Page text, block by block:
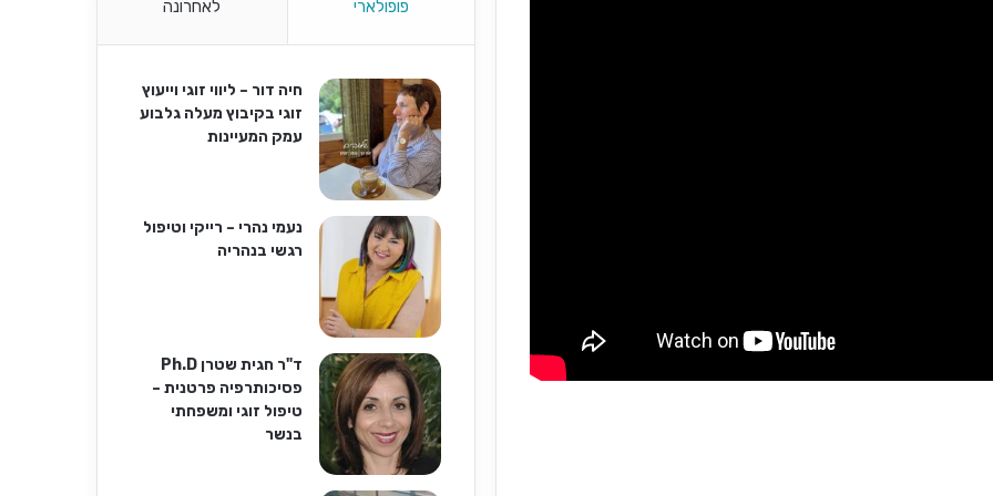
פופולארי לאחרונה
חיה דור – ליווי זוגי וייעוץ
זוגי בקיבוץ מעלה גלבוע
עמק המעיינות
נעמי נהרי – רייקי וטיפול
רגשי בנהריה
ד"ר חגית שטרן Ph.D
פסיכותרפיה פרטנית –
טיפול זוגי ומשפחתי
בנשר